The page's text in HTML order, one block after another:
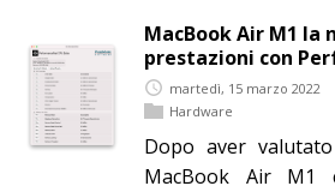
MacBook Air M1 la
prestazioni con
martedì, 15 marzo 2022
Hardware
Dopo aver
MacBook Air M1